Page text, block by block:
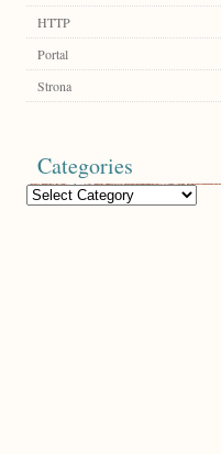
HTTP
Portal
Strona
Categories
Categories